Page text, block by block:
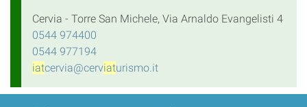
Cervia - Torre San Michele, Via Arnaldo Evangelisti 4
0544 974400
0544 977194
iatcervia@cerviaturismo.it